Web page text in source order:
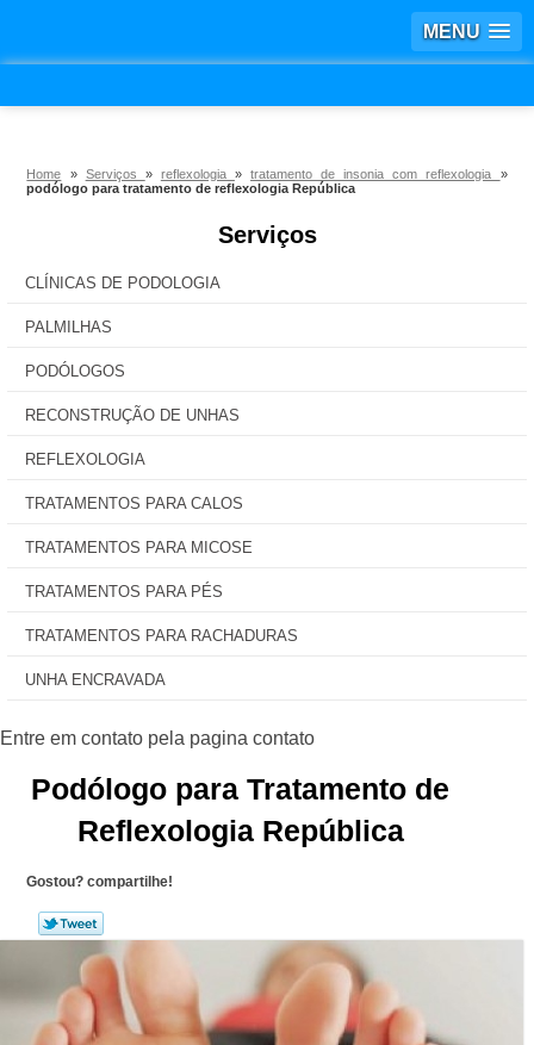
MENU
Home » Serviços » reflexologia »tratamento de insonia com reflexologia »
podólogo para tratamento de reflexologia República
Serviços
CLÍNICAS DE PODOLOGIA
PALMILHAS
PODÓLOGOS
RECONSTRUÇÃO DE UNHAS
REFLEXOLOGIA
TRATAMENTOS PARA CALOS
TRATAMENTOS PARA MICOSE
TRATAMENTOS PARA PÉS
TRATAMENTOS PARA RACHADURAS
UNHA ENCRAVADA
Podólogo para Tratamento de
Reflexologia República
Gostou? compartilhe!